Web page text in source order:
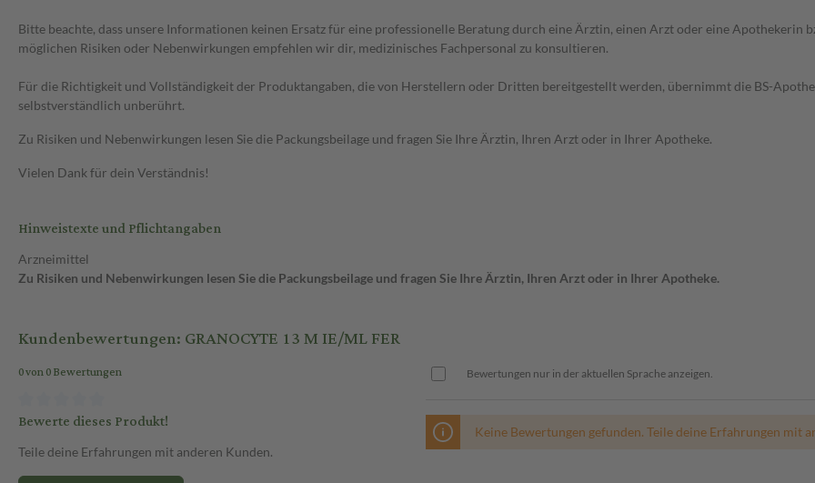
Bitte beachte, dass unsere Informationen keinen Ersatz für eine professionelle Beratung durch eine Ärztin, einen Arzt oder eine Apothekerin
möglichen Risiken oder Nebenwirkungen empfehlen wir dir, medizinisches Fachpersonal zu konsultieren.
Für die Richtigkeit und Vollständigkeit der Produktangaben, die von Herstellern oder Dritten bereitgestellt werden, übernimmt die BS-
selbstverständlich unberührt.
Zu Risiken und Nebenwirkungen lesen Sie die Packungsbeilage und fragen Sie Ihre Ärztin, Ihren Arzt oder in Ihrer Apotheke.
Vielen Dank für dein Verständnis!
Hinweistexte und Pflichtangaben
Arzneimittel
Zu Risiken und Nebenwirkungen lesen Sie die Packungsbeilage und fragen Sie Ihre Ärztin, Ihren Arzt oder in Ihrer Apotheke.
Kundenbewertungen: GRANOCYTE 13 M IE/ML FER
0 von 0 Bewertungen
Bewerte dieses Produkt!
Teile deine Erfahrungen mit anderen Kunden.
Bewertungen nur in der aktuellen Sprache anzeigen.
Keine Bewertungen gefunden. Teile deine Erfahrungen mit